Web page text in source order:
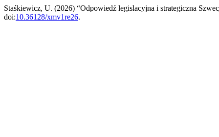
Staśkiewicz, U. (2026) “Odpowiedź legislacyjna i strategiczna
doi:10.36128/xmv1re26.